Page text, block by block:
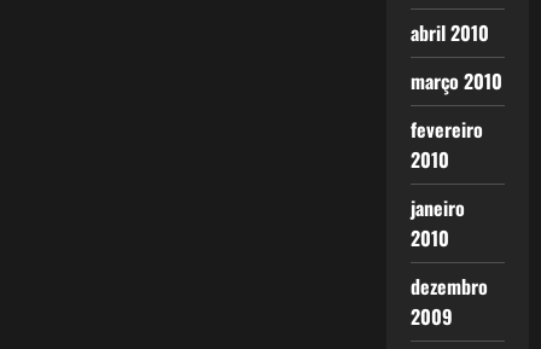
abril 2010
março 2010
fevereiro
2010
janeiro
2010
dezembro
2009